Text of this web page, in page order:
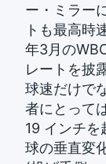
ー・ミラー
トも最高時
年3月の
レートを披
球速だけで
者にとって
19 インチ
球の垂直変